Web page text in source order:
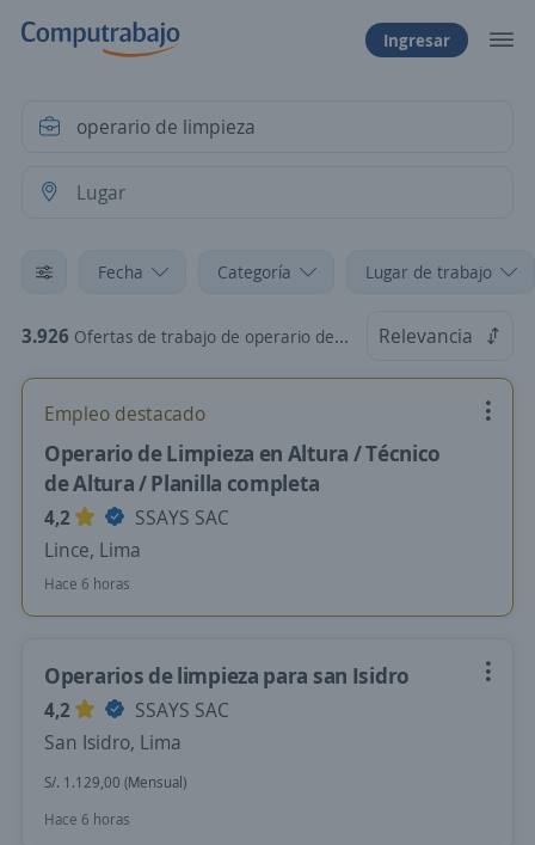
Ingresar
Fecha Categoría Lugar de trabajo
3.926 Ofertas de trabajo de operario de limpieza Relevancia
Empleo destacado
Operario de Limpieza en Altura / Técnico
de Altura / Planilla completa
4,2
SSAYS SAC
Lince, Lima
Hace 6 horas
Operarios de limpieza para san Isidro
4,2
SSAYS SAC
San Isidro, Lima
S/. 1.129,00 (Mensual)
Hace 6 horas